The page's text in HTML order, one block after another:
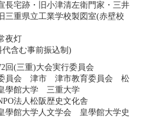
長宅跡・旧小津清左衛門家・三井
重県立工業学校製図室(赤壁校
夜灯
含む事前振込制)
(三重)大会実行委員会
員会 津市 津市教育委員会 松
學館大学 三重大学
法人松阪歴史文化舎
館大学人文学会 皇學館大学史